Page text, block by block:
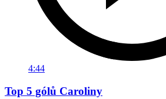
4:44
Top 5 gólů Caroliny